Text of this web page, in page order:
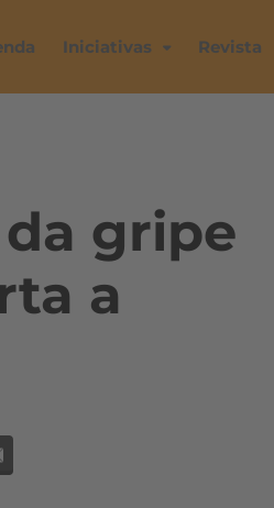
Iniciativas Revista
gripe
a